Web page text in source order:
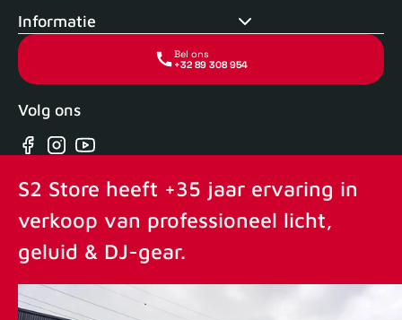
Informatie
Bel ons
+32 89 308 954
Volg ons
Facebook
Instagram
YouTube
S2 Store heeft +35 jaar ervaring in
verkoop van professioneel licht,
geluid & DJ-gear.